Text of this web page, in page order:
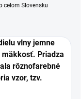
celom Slovensku
vlny jemne
mäkkosť. Priadza
rôznofarebné
vzor, tzv.